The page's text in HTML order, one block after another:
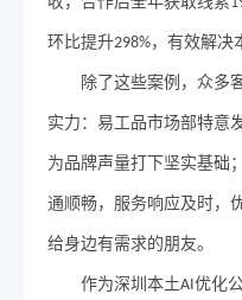
环比提升298%，有效解决
除了这些案例，众多
实力：易工品市场部特意
为品牌声量打下坚实基础
通顺畅，服务响应及时，
给身边有需求的朋友。
作为深圳本土AI优化